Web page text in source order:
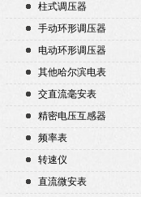
柱式调压器
手动环形调压器
电动环形调压器
其他哈尔滨电表
交直流毫安表
精密电压互感器
频率表
转速仪
直流微安表